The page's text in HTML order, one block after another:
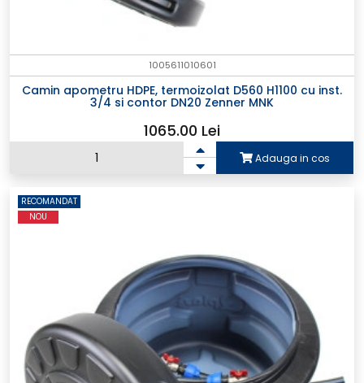
1005611010601
Camin apometru HDPE, termoizolat D560 H1100 cu inst.
3/4 si contor DN20 Zenner MNK
1065.00 Lei
Adauga in cos
RECOMANDAT
NOU